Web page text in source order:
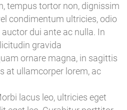
tempus tortor non, dignissim
condimentum ultricies, odio
auctor dui ante ac nulla. In
gravida
ornare magna, in sagittis
at ullamcorper lorem, ac
lacus leo, ultricies eget